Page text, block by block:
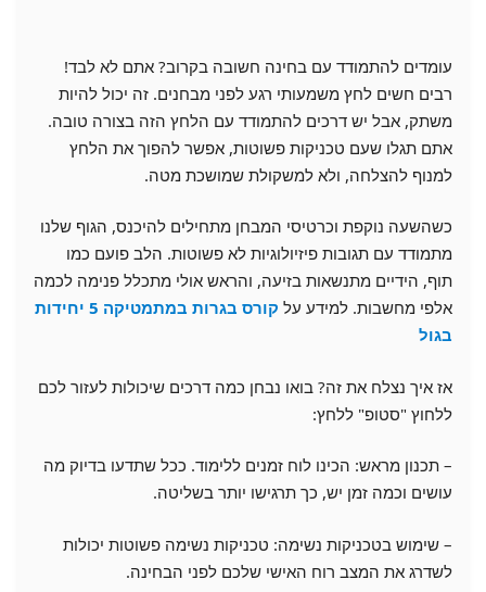
עומדים להתמודד עם בחינה חשובה בקרוב? אתם לא לבד!
רבים חשים לחץ משמעותי רגע לפני מבחנים. זה יכול להיות
משתק, אבל יש דרכים להתמודד עם הלחץ הזה בצורה טובה.
אתם תגלו שעם טכניקות פשוטות, אפשר להפוך את הלחץ
למנוף להצלחה, ולא למשקולת שמושכת מטה.
כשהשעה נוקפת וכרטיסי המבחן מתחילים להיכנס, הגוף שלנו
מתמודד עם תגובות פיזיולוגיות לא פשוטות. הלב פועם כמו
תוף, הידיים מתנשאות בזיעה, והראש אולי מתכלל פנימה לכמה
אלפי מחשבות. למידע על
קורס בגרות במתמטיקה 5 יחידות
בגול
אז איך נצלח את זה? בואו נבחן כמה דרכים שיכולות לעזור לכם
ללחוץ "סטופ" ללחץ:
– תכנון מראש: הכינו לוח זמנים ללימוד. ככל שתדעו בדיוק מה
עושים וכמה זמן יש, כך תרגישו יותר בשליטה.
– שימוש בטכניקות נשימה: טכניקות נשימה פשוטות יכולות
לשדרג את המצב רוח האישי שלכם לפני הבחינה.